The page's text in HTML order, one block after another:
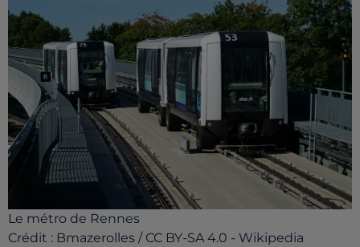
Le métro de Rennes
Crédit : Bmazerolles / CC BY-SA 4.0 - Wikipedia